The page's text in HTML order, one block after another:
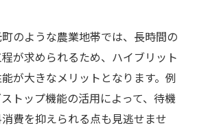
のような農業地帯では、長時間の
が求められるため、ハイブリット
が大きなメリットとなります。例
トップ機能の活用によって、待機
費を抑えられる点も見逃せませ